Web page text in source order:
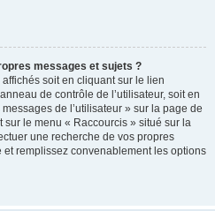
messages et sujets ?
soit en cliquant sur le lien
de contrôle de l’utilisateur, soit en
de l’utilisateur » sur la page de
le menu « Raccourcis » situé sur la
une recherche de vos propres
remplissez convenablement les options